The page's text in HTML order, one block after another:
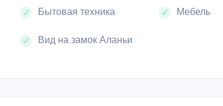
Бытовая техника Мебель
Вид на замок Аланьи